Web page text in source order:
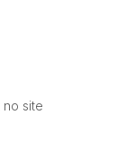
no site